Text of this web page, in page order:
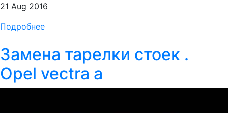
21 Aug 2016
Подробнее
Замена тарелки стоек .
Opel vectra a